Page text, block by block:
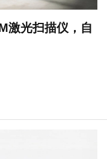
激光扫描仪，自